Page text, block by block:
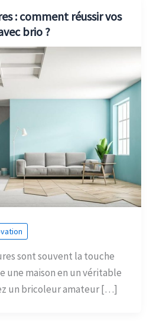
: comment réussir vos
brio ?
sont souvent la touche
une maison en un véritable
un bricoleur amateur […]